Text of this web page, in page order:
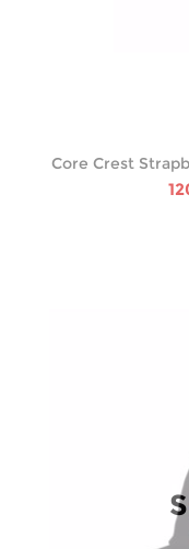
Core Crest